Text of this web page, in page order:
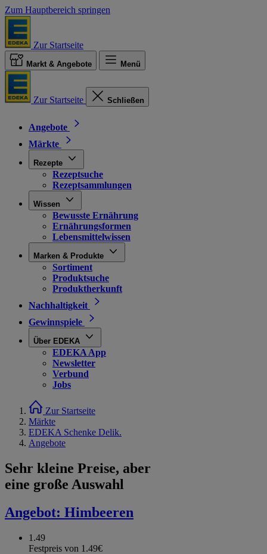
Zum Hauptbereich springen
Zur Startseite
Markt & Angebote Menü
Zur Startseite Schließen
Angebote
Märkte
Rezepte
Rezeptsuche
Rezeptsammlungen
Wissen
Bewusste Ernährung
Ernährungsformen
Lebensmittelwissen
Marken & Produkte
Sortiment
Produktsuche
Produktherkunft
Nachhaltigkeit
Gewinnspiele
Über EDEKA
EDEKA App
Newsletter
Verbund
Jobs
Zur Startseite
Märkte
EDEKA Schenke Delik.
Angebote
Sehr kleine Preise, aber
eine große Auswahl
Angebot: Himbeeren
1.49
Festpreis von 1.49€